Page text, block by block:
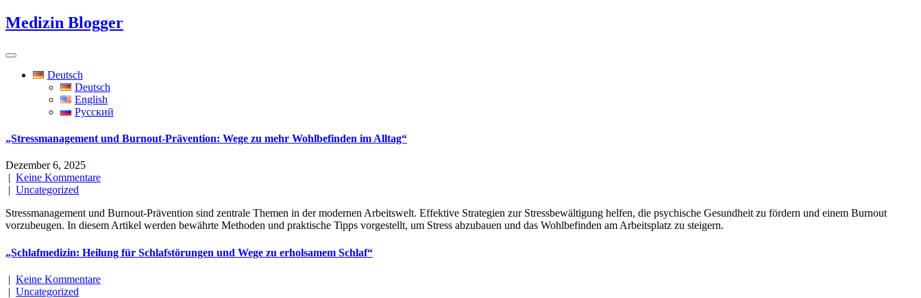
Skip
to
Medizin Blogger
Deutsch
Deutsch
English
Русский
„Stressmanagement und Burnout-Prävention: Wege zu mehr Wohlbefinden im Alltag“
Dezember 6, 2025
| Keine Kommentare
| Uncategorized
Stressmanagement und Burnout-Prävention sind zentrale Themen in der modernen Arbeitswelt. Effektive Strategien zur Stressbewältigung helfen, die psychische Gesundheit zu fördern und einem Burnout
vorzubeugen. In diesem Artikel werden bewährte Methoden und praktische Tipps vorgestellt, um Stress abzubauen und das Wohlbefinden am Arbeitsplatz zu steigern.
„Schlafmedizin: Heilung für Schlafstörungen und Wege zu erholsamem Schlaf“
| Keine Kommentare
| Uncategorized